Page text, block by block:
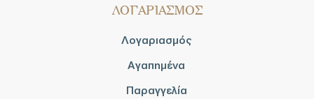
ΛΟΓΑΡΙΑΣΜΟΣ
Λογαριασμός
Αγαπημένα
Παραγγελία